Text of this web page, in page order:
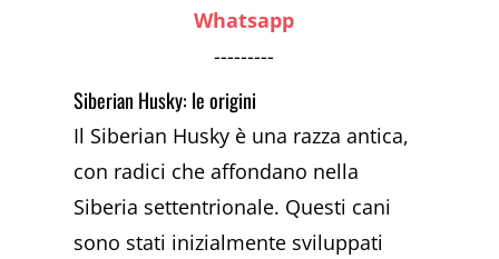
Whatsapp
---------
Siberian Husky: le origini
Il Siberian Husky è una razza antica,
con radici che affondano nella
Siberia settentrionale. Questi cani
sono stati inizialmente sviluppati